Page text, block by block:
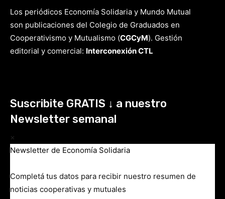
Los periódicos Economía Solidaria y Mundo Mutual
son publicaciones del Colegio de Graduados en
Cooperativismo y Mutualismo (CGCyM). Gestión
editorial y comercial: Interconexión CTL
Suscribite GRATIS ↓ a nuestro
Newsletter semanal
×
Newsletter de Economía Solidaria
Completá tus datos para recibir nuestro resumen de
noticias cooperativas y mutuales